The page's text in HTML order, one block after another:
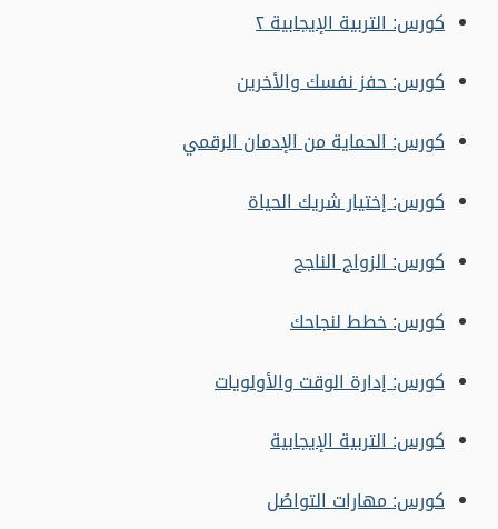
كورس: التربية الإيجابية ٢
كورس: حفز نفسك والأخرين
كورس: الحماية من الإدمان الرقمي
كورس: إختيار شريك الحياة
كورس: الزواج الناجح
كورس: خطط لنجاحك
كورس: إدارة الوقت والأولويات
كورس: التربية الإيجابية
كورس: مهارات التواصُل